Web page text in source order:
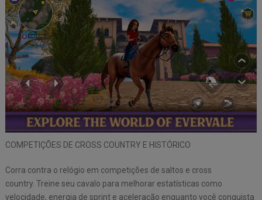
COMPETIÇÕES DE CROSS COUNTRY E HISTÓRICO
Corra contra o relógio em competições de saltos e cross
country. Treine seu cavalo para melhorar estatísticas como
velocidade, energia de sprint e aceleração enquanto você conquista